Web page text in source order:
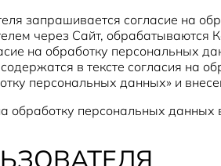
запрашивается согласие на
через Сайт, обрабатываются
на обработку персональных
в тексте согласия на
персональных данных» и
обработку персональных